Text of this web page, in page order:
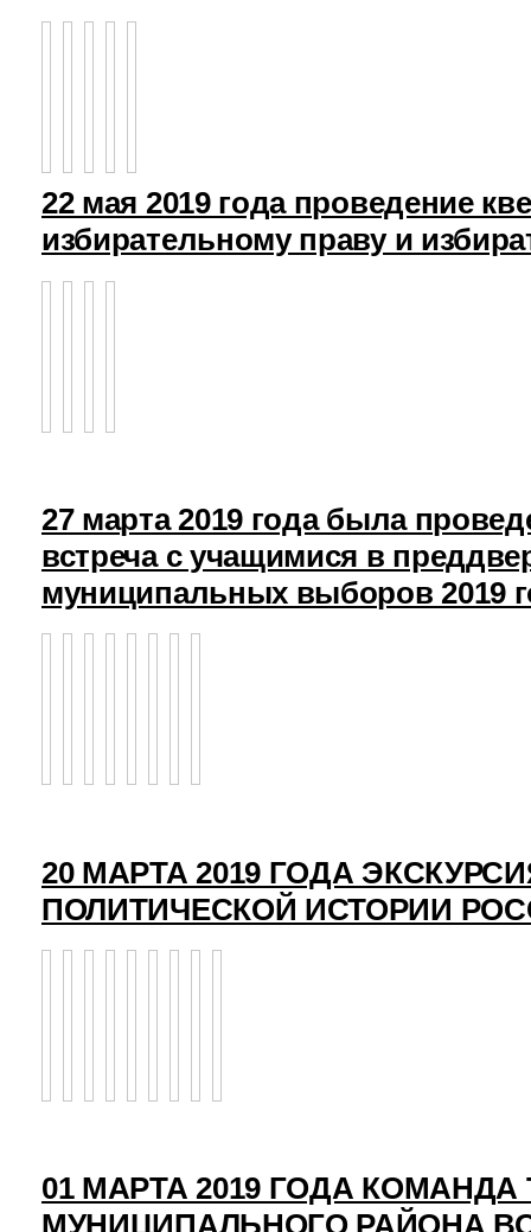
22 мая 2019 года проведение
избирательному праву и
27 марта 2019 года была
встреча с учащимися в
муниципальных выборов 2019
20 МАРТА 2019 ГОДА
ПОЛИТИЧЕСКОЙ ИСТОРИИ
01 МАРТА 2019 ГОДА